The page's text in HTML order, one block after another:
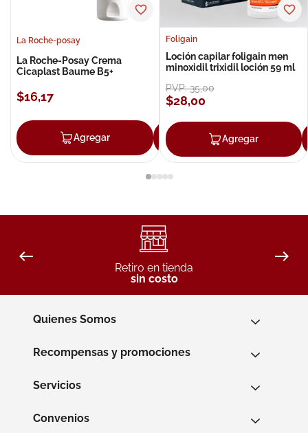
La Roche-posay
La Roche-Posay Crema
Cicaplast Baume B5+
$16,17
Agregar Agregar
Foligain
Loción capilar foligain men
minoxidil trixidil loción 59 ml
PVP:35,00
$28,00
Agregar
Retiro en tienda
sin costo
Quienes Somos
Recompensas y promociones
Servicios
Convenios